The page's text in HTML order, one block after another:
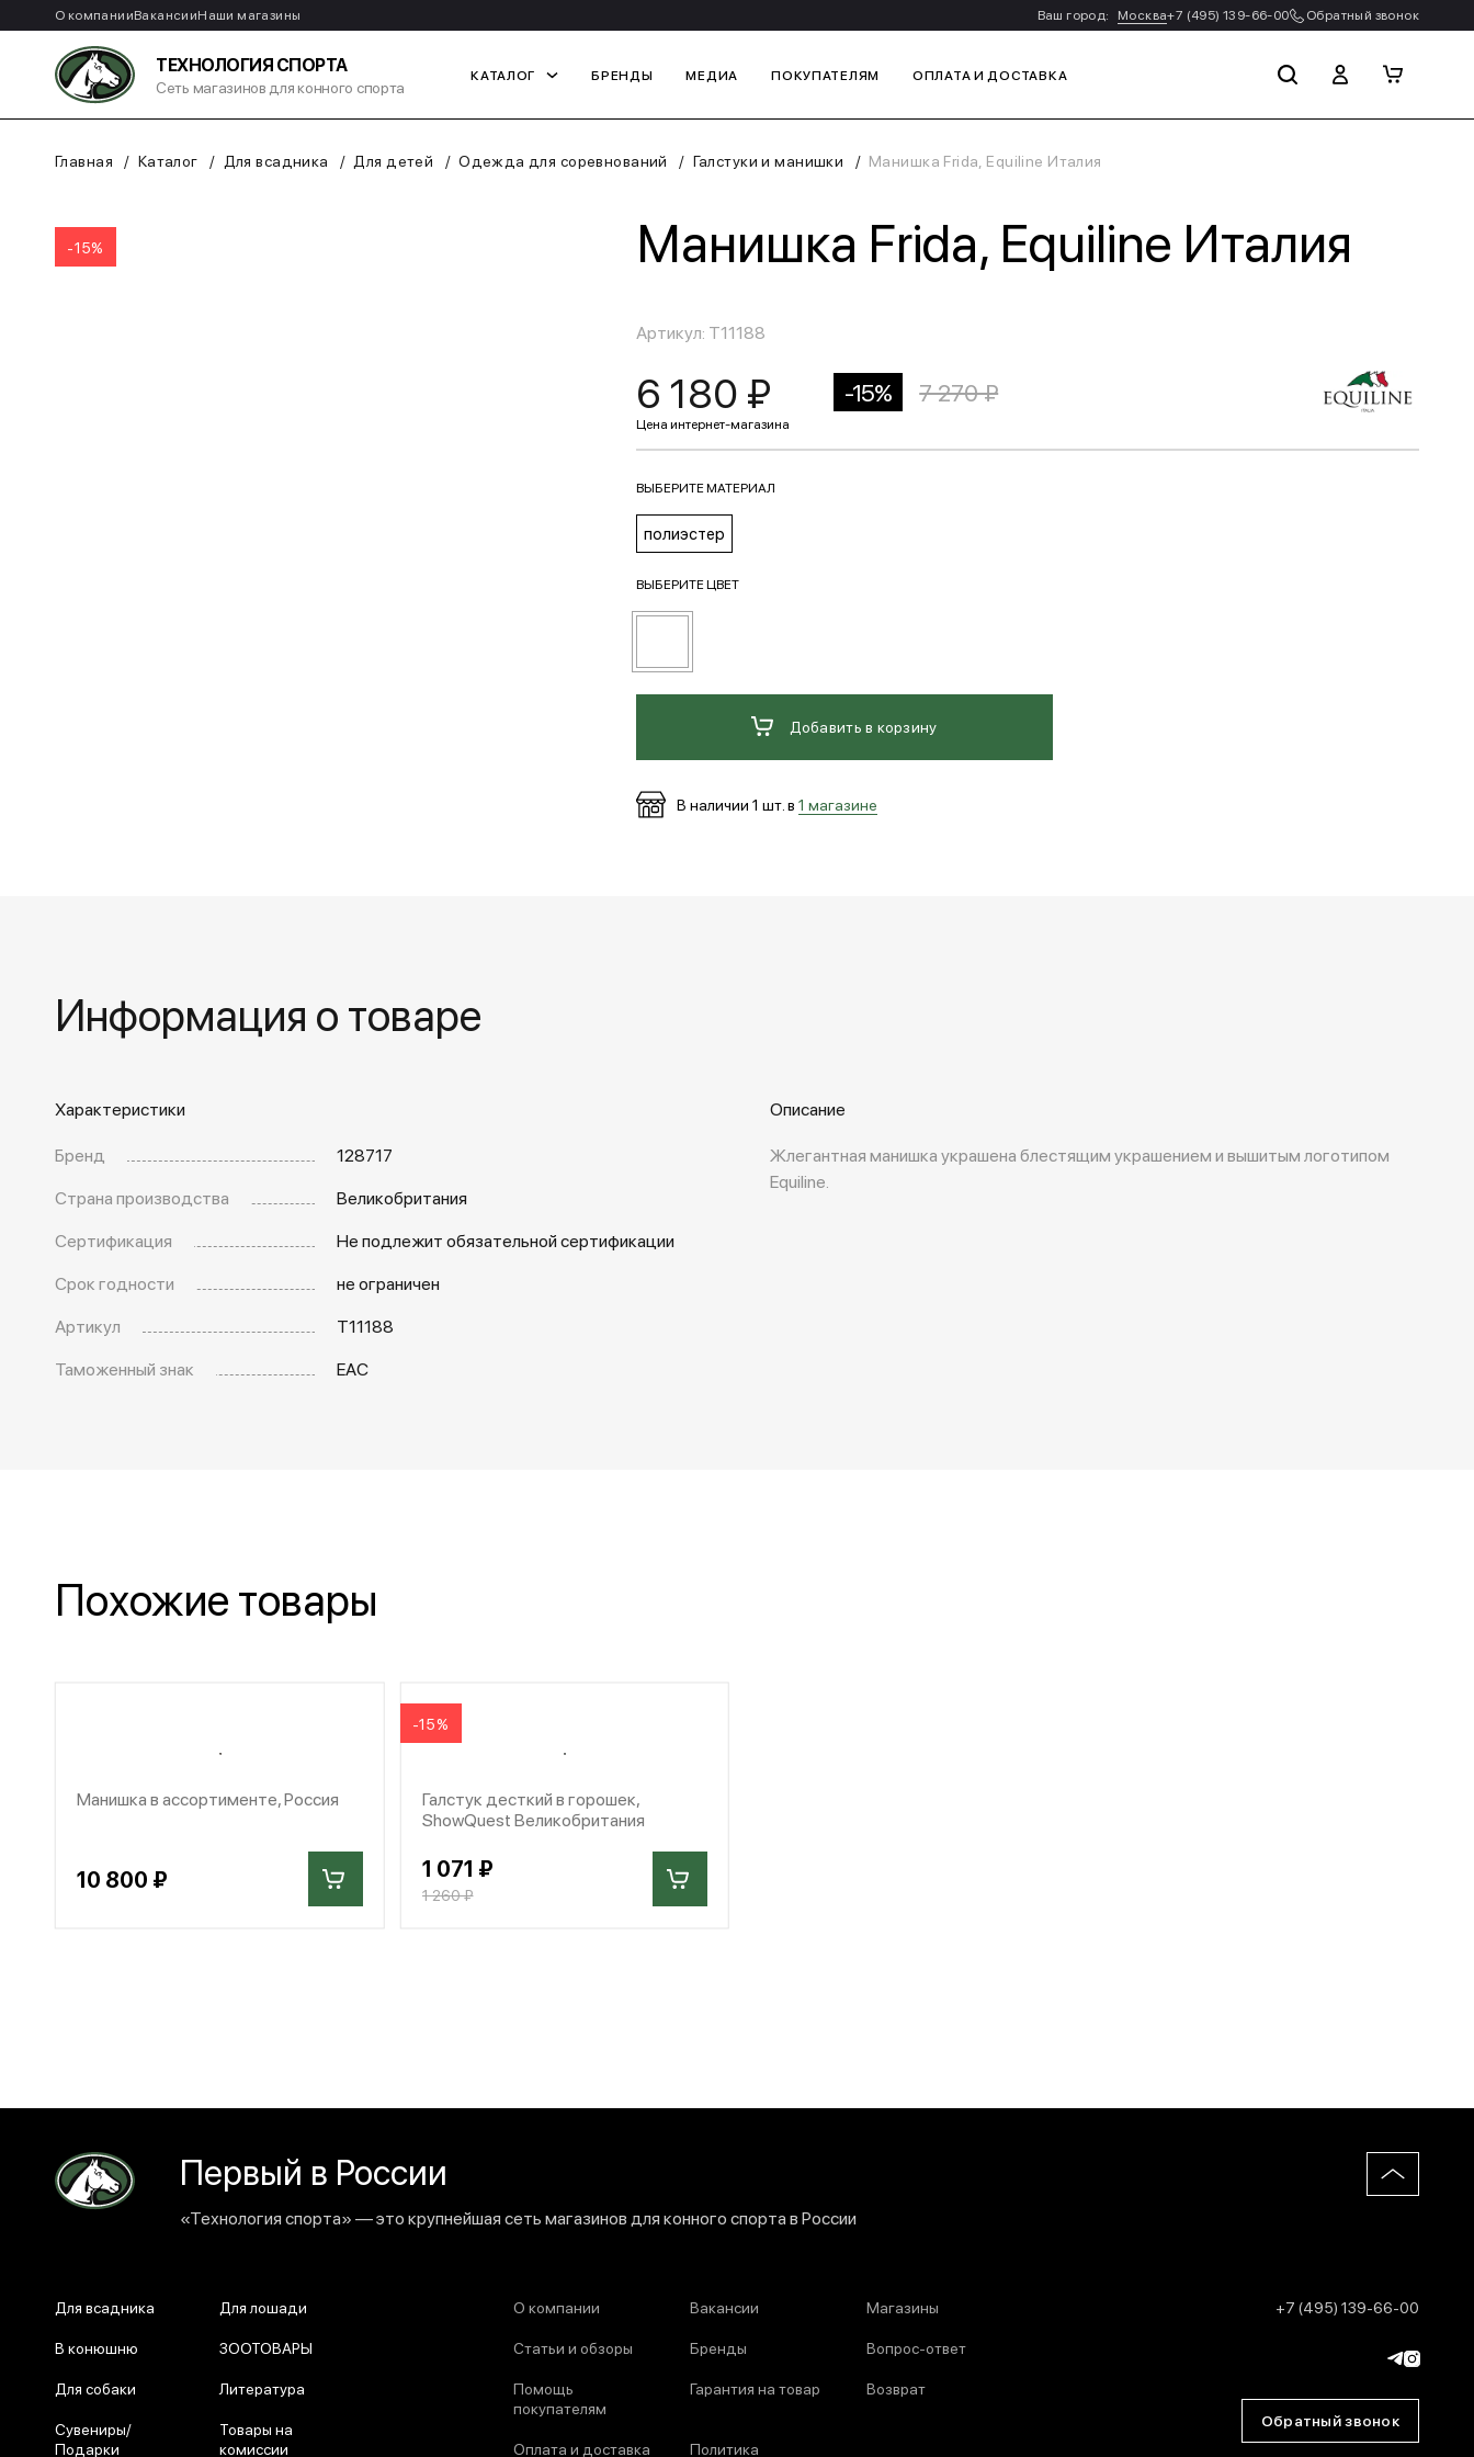
О компанииВакансииНаши магазины Ваш город: Москва+7 (495) 139-66-00 Обратный звонок
ТЕХНОЛОГИЯ СПОРТА
Сеть магазинов для конного спорта
КАТАЛОГ БРЕНДЫ МЕДИА ПОКУПАТЕЛЯМ ОПЛАТА И ДОСТАВКА
Главная Каталог Для всадника Для детей Одежда для соревнований Галстуки и манишки Манишка Frida, Equiline Италия
-15% Манишка Frida, Equiline Италия
Артикул: T11188
6 180 ₽ -15% 7 270 ₽
ВЫБЕРИТЕ МАТЕРИАЛ
полиэстер
ВЫБЕРИТЕ ЦВЕТ
Добавить в корзину
В наличии 1 шт. в 1 магазине
Информация о товаре
Характеристики
Бренд
128717
Страна производства
Великобритания
Сертификация
Не подлежит обязательной сертификации
Срок годности
не ограничен
Артикул
T11188
Таможенный знак
EAC
Описание
Жлегантная манишка украшена блестящим украшением и вышитым логотипом
Equiline.
Похожие товары
Манишка в ассортименте, Россия
10 800 ₽
-15%
Галстук десткий в горошек,
ShowQuest Великобритания
1 071 ₽
1 260 ₽
Первый в России
«Технология спорта» — это крупнейшая сеть магазинов для конного спорта в России
Для всадника Для лошади
В конюшню ЗООТОВАРЫ
Для собаки Литература
Сувениры/
Подарки
Товары на
комиссии
О компании Вакансии Магазины
Статьи и обзоры Бренды Вопрос-ответ
Помощь
покупателям
Гарантия на товар Возврат
Оплата и доставка Политика
+7 (495) 139-66-00
Обратный звонок